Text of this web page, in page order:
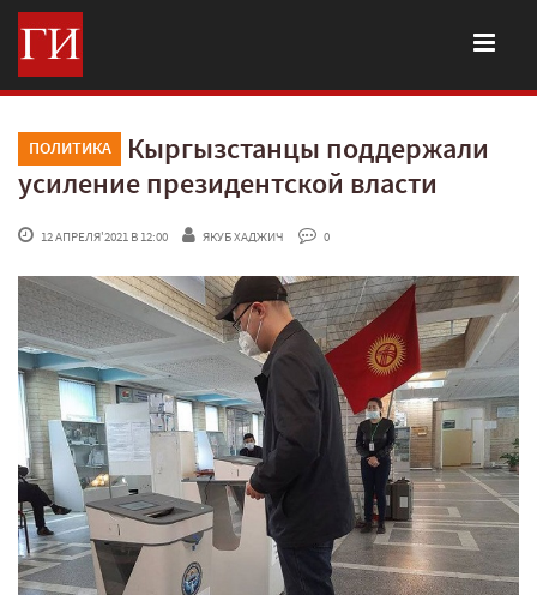
ПОЛИТИКА
Кыргызстанцы поддержали
усиление президентской власти
12 АПРЕЛЯ'2021 В 12:00 ЯКУБ ХАДЖИЧ 0